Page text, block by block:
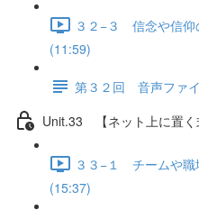
３２−３ 信念や信仰
(11:59)
第３２回 音声ファ
Unit.33 【ネット上に置く
３３−１ チームや職
(15:37)